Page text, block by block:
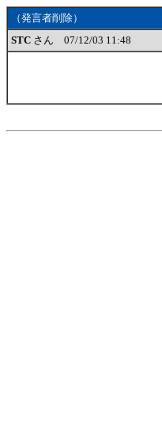
（発言者削除）
STC さん 07/12/03 11:48